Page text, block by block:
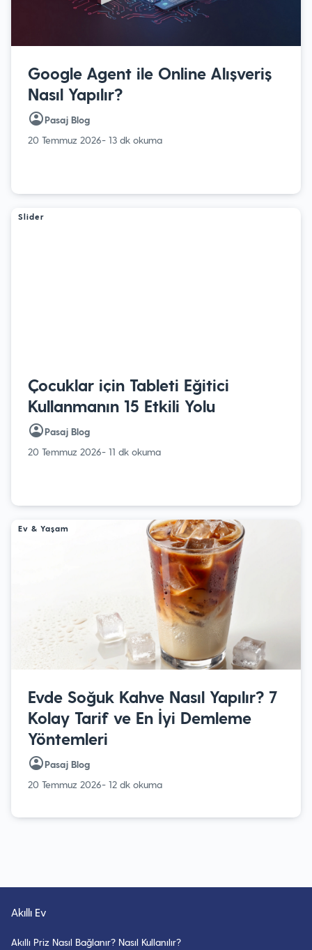
Google Agent ile Online Alışveriş
Nasıl Yapılır?
Pasaj Blog
20 Temmuz 2026- 13 dk okuma
Slider
Çocuklar için Tableti Eğitici
Kullanmanın 15 Etkili Yolu
Pasaj Blog
20 Temmuz 2026- 11 dk okuma
Ev & Yaşam
Evde Soğuk Kahve Nasıl Yapılır? 7
Kolay Tarif ve En İyi Demleme
Yöntemleri
Pasaj Blog
20 Temmuz 2026- 12 dk okuma
Akıllı Ev
Akıllı Priz Nasıl Bağlanır? Nasıl Kullanılır?